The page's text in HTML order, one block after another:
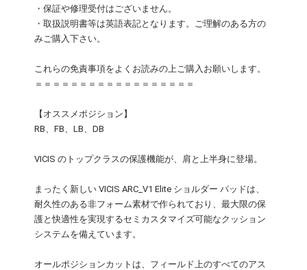
・保証や修理受付はございません。
・取扱説明書等は英語表記となります。ご理解のある方の
みご購入下さい。
これらの免責事項をよくお読みの上ご購入お願いします。
＝＝＝＝＝＝＝＝＝＝＝＝＝＝＝＝＝＝
【オススメポジション】
RB、FB、LB、DB
VICIS のトップクラスの保護機能が、肩と上半身に登場。
まったく新しい VICIS ARC_V1 Elite ショルダー パッドは、
耐久性のある非フォーム素材で作られており、最大限の保
護と快適性を実現するセミカスタマイズ可能なクッション
システムを備えています。
オールポジションカットは、フィールド上のすべてのアス